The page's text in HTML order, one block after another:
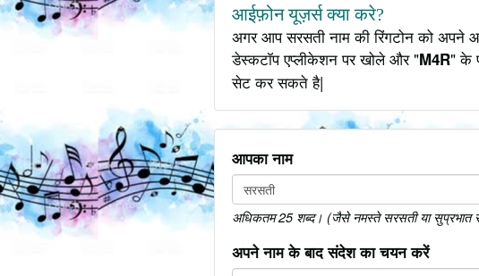
आईफ़ोन यूज़र्स क्या करे?
अगर आप सरसती नाम की रिंगटोन को अपने
डेस्कटॉप एप्लीकेशन पर खोले और "M4R" के
सेट कर सकते है|
आपका नाम
अधिकतम 25 शब्द। (जैसे नमस्ते सरसती या सुप्रभात
अपने नाम के बाद संदेश का चयन करें